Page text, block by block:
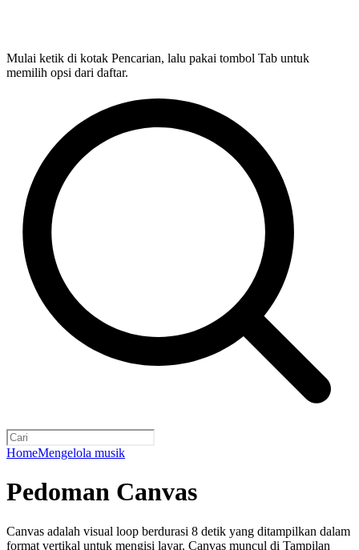
Mulai ketik di kotak Pencarian, lalu pakai tombol Tab untuk
memilih opsi dari daftar.
HomeMengelola musik
Pedoman Canvas
Canvas adalah visual loop berdurasi 8 detik yang ditampilkan dalam
format vertikal untuk mengisi layar. Canvas muncul di Tampilan